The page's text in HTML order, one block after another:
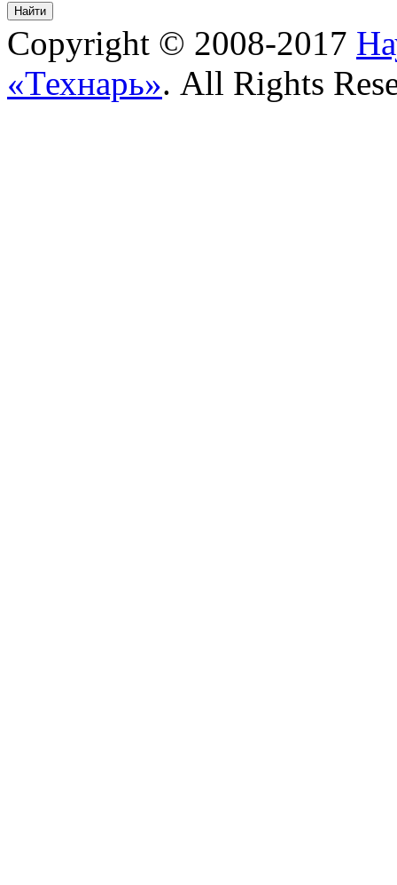
Copyright © 2008-2017
«Технарь». All Rights